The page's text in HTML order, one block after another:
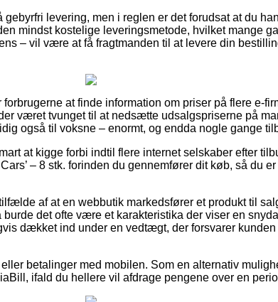
gebyrfri levering, men i reglen er det forudsat at du
mindst kostelige leveringsmetode, hvilket mange
– vil være at få fragtmanden til at levere din
at finde information om priser på flere e-
været tvunget til at nedsætte udsalgspriserne på
også til voksne – enormt, og endda nogle gange
at kigge forbi indtil flere internet selskaber efter
– 8 stk. forinden du gennemfører dit køb, så du
af at en webbutik markedsfører et produkt til
det ofte være et karakteristika der viser en
dækket ind under en vedtægt, der forsvarer kunden
betalinger med mobilen. Som en alternativ
ifald du hellere vil afdrage pengene over en